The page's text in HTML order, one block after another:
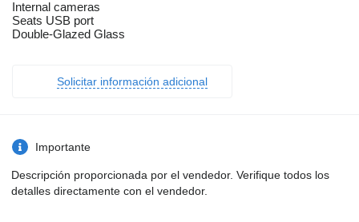
Internal cameras
Seats USB port
Double-Glazed Glass
Solicitar información adicional
Importante
Descripción proporcionada por el vendedor. Verifique todos los
detalles directamente con el vendedor.